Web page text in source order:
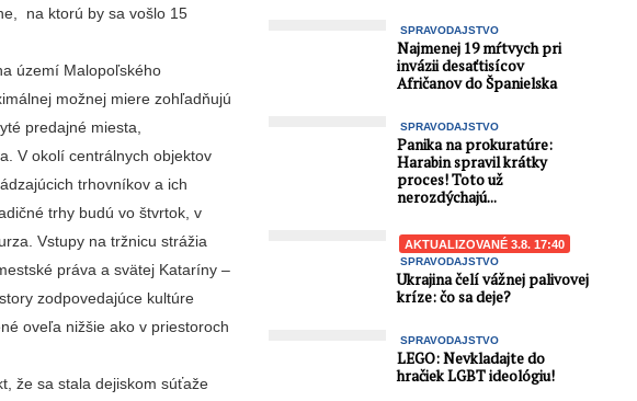
na ktorú by sa vošlo 15
území Malopoľského
možnej miere zohľadňujú
predajné miesta,
V okolí centrálnych objektov
trhovníkov a ich
trhy budú vo štvrtok, v
Vstupy na tržnicu strážia
práva a svätej Kataríny –
zodpovedajúce kultúre
oveľa nižšie ako v priestoroch
že sa stala dejiskom súťaže
SPRAVODAJSTVO
Najmenej 19 mŕtvych pri
invázii desaťtisícov
Afričanov do Španielska
SPRAVODAJSTVO
Panika na prokuratúre:
Harabin spravil krátky
proces! Toto už
nerozdýchajú...
AKTUALIZOVANÉ 3.8. 17:40
SPRAVODAJSTVO
Ukrajina čelí vážnej palivovej
kríze: čo sa deje?
SPRAVODAJSTVO
LEGO: Nevkladajte do
hračiek LGBT ideológiu!